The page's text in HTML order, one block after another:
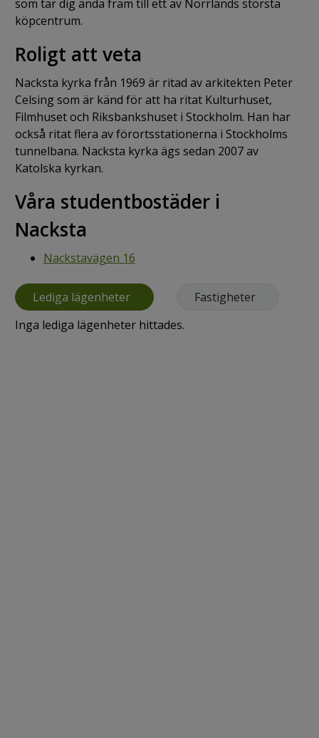
som tar dig ända fram till ett av Norrlands största
köpcentrum.
Roligt att veta
Nacksta kyrka från 1969 är ritad av arkitekten Peter
Celsing som är känd för att ha ritat Kulturhuset,
Filmhuset och Riksbankshuset i Stockholm. Han har
också ritat flera av förortsstationerna i Stockholms
tunnelbana. Nacksta kyrka ägs sedan 2007 av
Katolska kyrkan.
Våra studentbostäder i
Nacksta
Nackstavägen 16
Lediga lägenheter
Fastigheter
Inga lediga lägenheter hittades.